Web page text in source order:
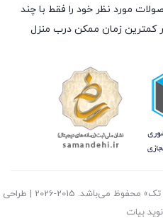
مورد نظر خود را فقط با چند
زمان ممکن درب منزل
تمامی حقوق مادی و معنوی برای «جانبی تک» محفوظ می‌باشد. 2015-2026 | طراحی
بیات